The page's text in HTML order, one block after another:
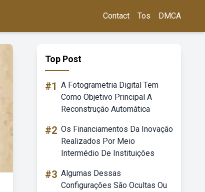
Contact Tos DMCA
Top Post
#1 A Fotogrametria Digital Tem
Como Objetivo Principal A
Reconstrução Automática
#2 Os Financiamentos Da Inovação
Realizados Por Meio
Intermédio De Instituições
#3 Algumas Dessas
Configurações São Ocultas Ou